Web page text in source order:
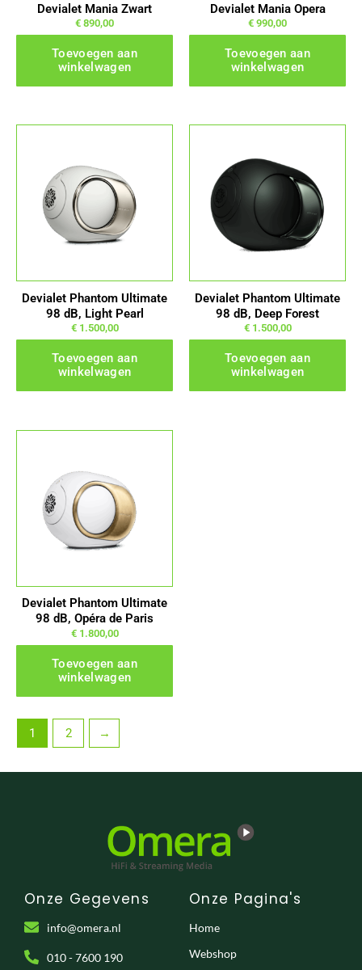
Devialet Mania Zwart
€ 890,00
Toevoegen aan
winkelwagen
Devialet Mania Opera
€ 990,00
Toevoegen aan
winkelwagen
Devialet Phantom Ultimate
98 dB, Light Pearl
€1.500,00
Toevoegen aan
winkelwagen
Devialet Phantom Ultimate
98 dB, Deep Forest
€1.500,00
Toevoegen aan
winkelwagen
Devialet Phantom Ultimate
98 dB, Opéra de Paris
€1.800,00
Toevoegen aan
winkelwagen
1 2 →
Onze Gegevens
info@omera.nl
010 - 7600 190
Onze Pagina's
Home
Webshop